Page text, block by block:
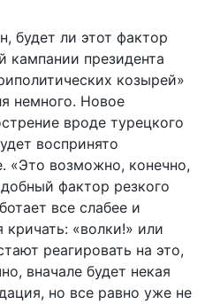
будет ли этот фактор
президента
козырей»
немного. Новое
вроде турецкого
воспринято
«Это возможно, конечно,
фактор резкого
все слабее и
кричать: «волки!» или
реагировать на это,
вначале будет некая
но все равно уже не